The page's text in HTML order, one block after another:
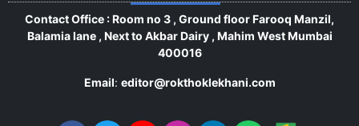
Contact Office : Room no 3 , Ground floor Farooq Manzil,
Balamia lane , Next to Akbar Dairy , Mahim West Mumbai
400016
Email: editor@rokthoklekhani.com